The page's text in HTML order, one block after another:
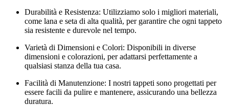
Durabilità e Resistenza: Utilizziamo solo i migliori materiali,
come lana e seta di alta qualità, per garantire che ogni tappeto
sia resistente e durevole nel tempo.
Varietà di Dimensioni e Colori: Disponibili in diverse
dimensioni e colorazioni, per adattarsi perfettamente a
qualsiasi stanza della tua casa.
Facilità di Manutenzione: I nostri tappeti sono progettati per
essere facili da pulire e mantenere, assicurando una bellezza
duratura.